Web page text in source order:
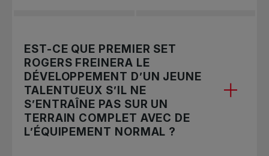
grâce à laquelle les participants
jouent, se développent et compétitionnent avec
la raquette et les balles appropriées, sur un
terrain de taille adéquate.
L’équipement adapté à la taille des jeunes
favorise le développement général des habiletés
EST-CE QUE PREMIER SET
ROGERS FREINERA LE
DÉVELOPPEMENT D’UN JEUNE
TALENTUEUX S’IL NE
S’ENTRAÎNE PAS SUR UN
TERRAIN COMPLET AVEC DE
L’ÉQUIPEMENT NORMAL ?